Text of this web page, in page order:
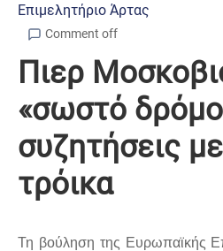
Επιμελητήριο Άρτας
Comment off
Πιερ
«σωστό
συζητήσεις
τρόικα
Τη βούληση της Ευρωπαϊκής